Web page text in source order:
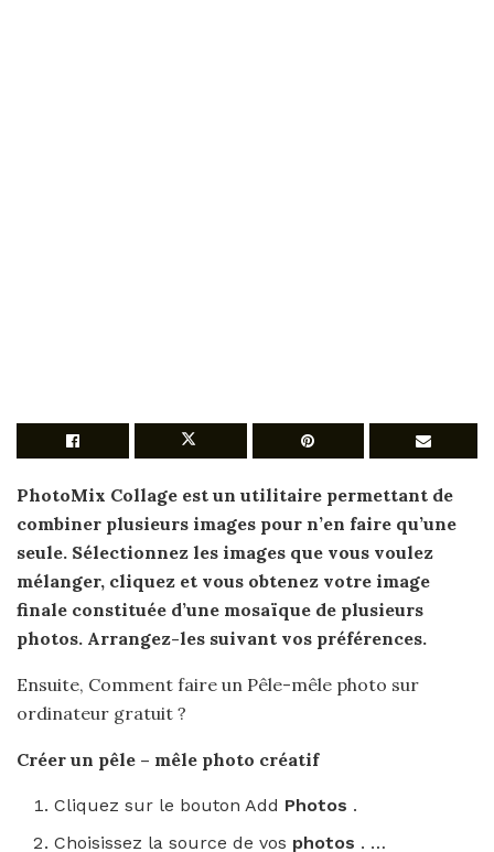
PhotoMix Collage est un utilitaire permettant de
combiner plusieurs images pour n’en faire qu’une
seule. Sélectionnez les images que vous voulez
mélanger, cliquez et vous obtenez votre image
finale constituée d’une mosaïque de plusieurs
photos. Arrangez-les suivant vos préférences.
Ensuite, Comment faire un Pêle-mêle photo sur
ordinateur gratuit ?
Créer un pêle – mêle photo créatif
Cliquez sur le bouton Add Photos .
Choisissez la source de vos photos . …